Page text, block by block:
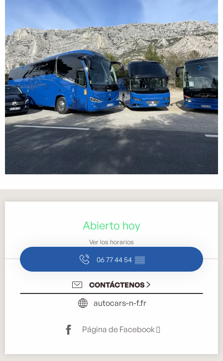
Abierto hoy
Ver los horarios
06 77 44 54 ▒▒
CONTÁCTENOS
autocars-n-f.fr
Página de Facebook